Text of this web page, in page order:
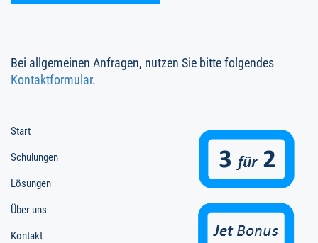
Bei allgemeinen Anfragen, nutzen Sie bitte folgendes
Kontaktformular.
Start
Schulungen
Lösungen
Über uns
Kontakt